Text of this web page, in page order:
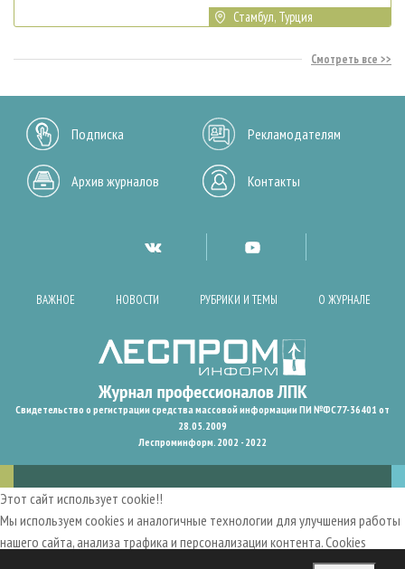
Стамбул, Турция
Смотреть все
Подписка Рекламодателям
Архив журналов Контакты
ВАЖНОЕ НОВОСТИ РУБРИКИ И ТЕМЫ О ЖУРНАЛЕ
Свидетельство о регистрации средства массовой информации ПИ №ФС77-36401 от
28.05.2009
Леспроминформ. 2002 - 2022
Этот сайт использует cookie!!
Мы используем cookies и аналогичные технологии для улучшения работы
нашего сайта, анализа трафика и персонализации контента. Cookies